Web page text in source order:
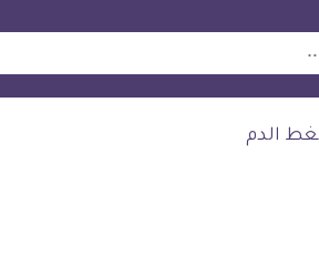
الدم